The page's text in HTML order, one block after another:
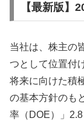
【最新版】
当社は、株主の
つとして位置付
将来に向けた積
の基本方針のも
率（DOE）」